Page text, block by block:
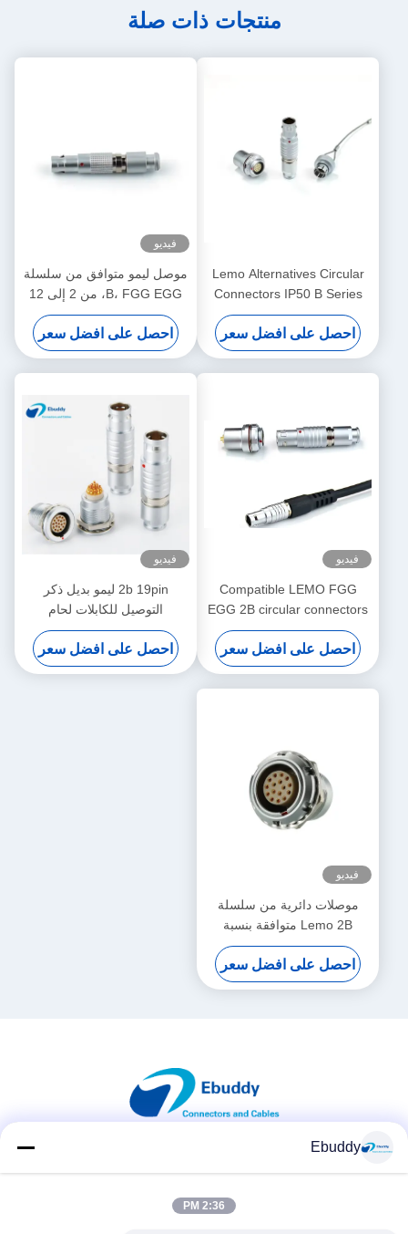
منتجات ذات صلة
Lemo Alternatives Circular
Connectors IP50 B Series
Socket Plug with Dust-proof
Cover
احصل على افضل سعر
فيديو
موصل ليمو متوافق من سلسلة
B، FGG EGG، من 2 إلى 12
سنًا، موصل ذكر وأنثى لنظام
الطاقة الشمسية
احصل على افضل سعر
فيديو
Compatible LEMO FGG
EGG 2B circular connectors
Male And Female With
Customized Cable Assmebly
Manufacturer
احصل على افضل سعر
فيديو
2b 19pin ليمو بديل ذكر
التوصيل للكابلات لحام
FGG.2B.319.CLAD
احصل على افضل سعر
فيديو
موصلات دائرية من سلسلة
Lemo 2B متوافقة بنسبة
100%، 16 سنًا ذكر وأنثى
احصل على افضل سعر
Ebuddy
2:36 PM